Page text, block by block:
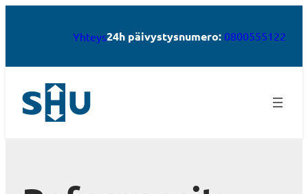
Yhteys24h päivystysnumero: 0800555122